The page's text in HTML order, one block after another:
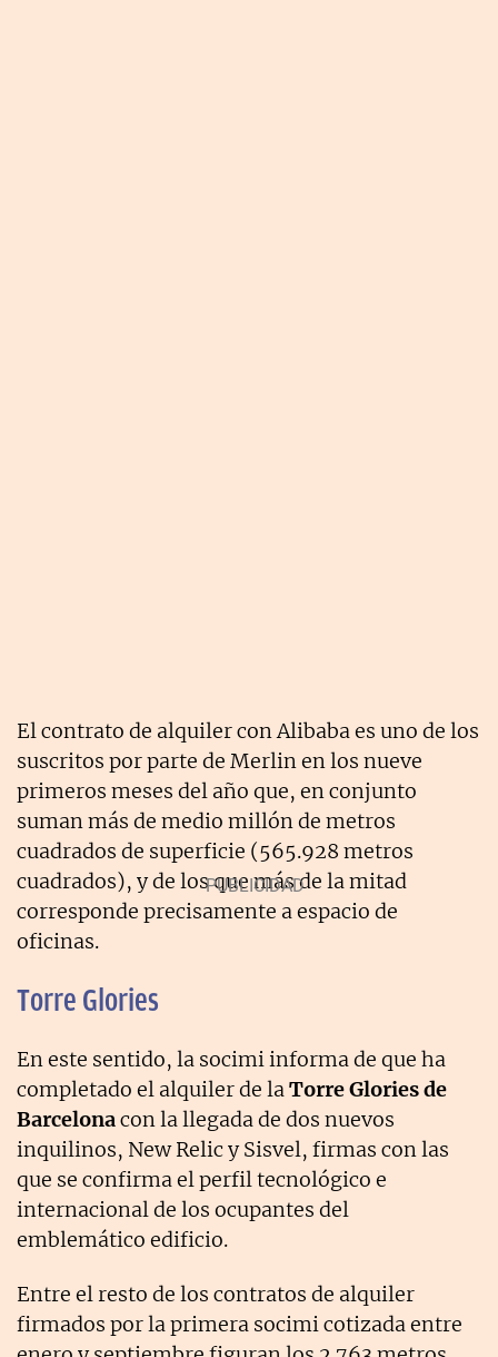
El contrato de alquiler con Alibaba es uno de los
suscritos por parte de Merlin en los nueve
primeros meses del año que, en conjunto
suman más de medio millón de metros
cuadrados de superficie (565.928 metros
cuadrados), y de los que más de la mitad
corresponde precisamente a espacio de
oficinas.
Torre Glories
En este sentido, la socimi informa de que ha
completado el alquiler de laTorre Glories de
Barcelonacon la llegada de dos nuevos
inquilinos, New Relic y Sisvel, firmas con las
que se confirma el perfil tecnológico e
internacional de los ocupantes del
emblemático edificio.
Entre el resto de los contratos de alquiler
firmados por la primera socimi cotizada entre